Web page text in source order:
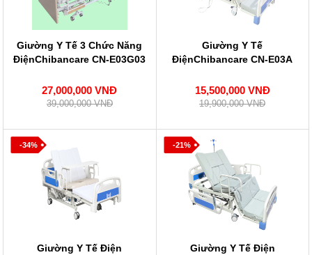
Giường Y Tế 3 Chức Năng
ĐiệnChibancare CN-E03G03
27,000,000 VNĐ
39,000,000 VNĐ
Giường Y Tế
ĐiệnChibancare CN-E03A
15,500,000 VNĐ
19,900,000 VNĐ
-34%
Giường Y Tế Điện
-21%
Giường Y Tế Điện